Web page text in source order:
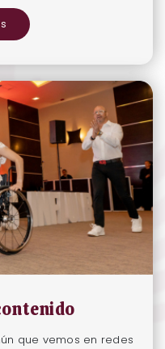
que vemos en redes